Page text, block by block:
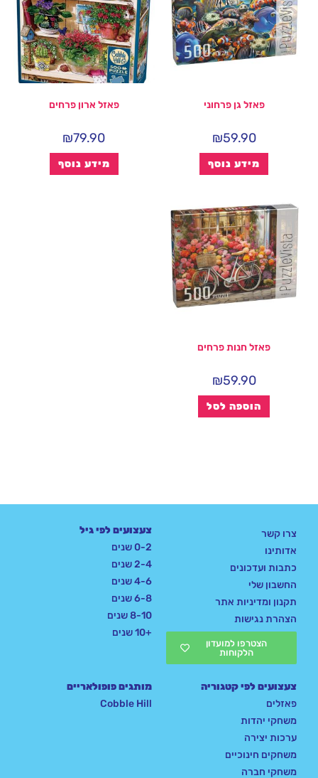
פאזל גן פרחוני
₪59.90
מידע נוסף
פאזל ארון פרחים
₪79.90
מידע נוסף
פאזל חנות פרחים
₪59.90
הוספה לסל
צרו קשר
אדותינו
כתבות ועדכונים
החשבון שלי
תקנון ומדיניות אתר
הצהרת נגישות
הצטרפו למועדון
הלקוחות
צעצועים לפי גיל
0-2 שנים
2-4 שנים
4-6 שנים
6-8 שנים
8-10 שנים
+10 שנים
צעצועים לפי קטגוריה
פאזלים
משחקי יהדות
ערכות יצירה
משחקים חינוכיים
משחקי חברה
מותגים פופולאריים
Cobble Hill